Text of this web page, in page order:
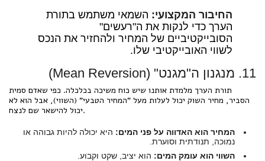
החיבור המקצועי: השמאי משתמש בתורת
הערך כדי לנקות את ה"רעשים"
הסובייקטיביים של המחיר ולהחזיר את הנכס
לשווי האובייקטיבי שלו.
11. מנגנון ה"מגנט" (Mean Reversion)
תורת הערך מלמדת אותנו שיש כוח משיכה בכלכלה. כפי שאדם סמית
הסביר, מחיר השוק יכול לעלות מעל "המחיר הטבעי" (השווי), אבל הוא לא
יכול להישאר שם לנצח.
המחיר הוא האדווה על פני המים: היא יכולה להיות גבוהה או
נמוכה, תנודתית וסוערת.
השווי הוא עומק המים: הוא יציב, שקט וקבוע.